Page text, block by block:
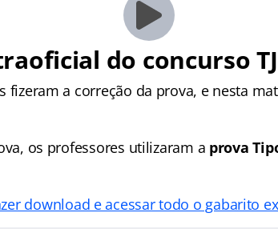
do concurso
fizeram a correção da prova, e nesta
os professores utilizaram a prova
download e acessar todo o gabarito